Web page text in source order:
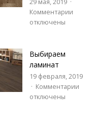
29 мая, 2019
Комментарии
отключены
Выбираем
ламинат
19 февраля, 2019
Комментарии
отключены